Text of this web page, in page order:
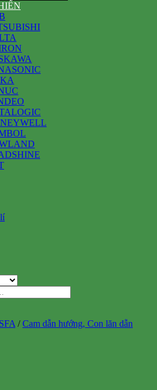
/ Cam dẫn hướng, Con lăn dẫn